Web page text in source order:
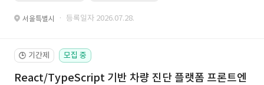
서울특별시 · 등록일자 2026.07.28.
🕒 기간제 모집 중
React/TypeScript 기반 차량 진단 플랫폼 프론트엔